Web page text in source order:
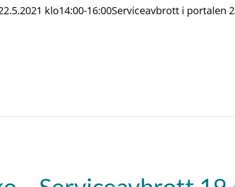
klo14:00-16:00Serviceavbrott i portalen